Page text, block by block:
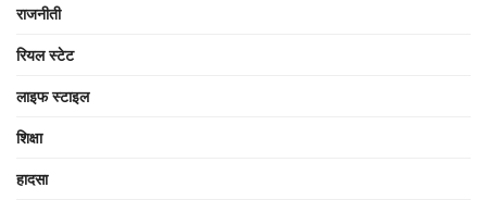
राजनीती
रियल स्टेट
लाइफ स्टाइल
शिक्षा
हादसा